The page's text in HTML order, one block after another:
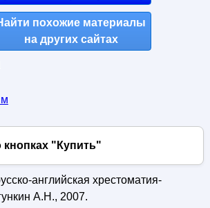
похожие материалы
на других сайтах
кнопках "Купить"
английская хрестоматия-
А.Н., 2007.